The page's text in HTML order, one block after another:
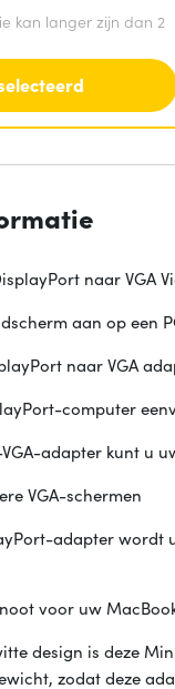
kan langer zijn dan 2
naar VGA
aan op
naar VGA
computer
adapter kunt u
VGA-schermen
adapter wordt
voor uw
design is deze
zodat deze